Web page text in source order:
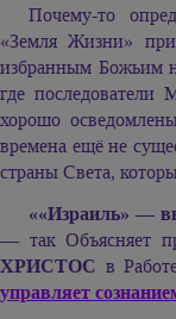
Почему-то
«Земля Жизни»
избранным Божьим
где
хорошо
времена ещё не
страны Света,
««Израиль» —
— так Объясняет
ХРИСТОС в
управляет